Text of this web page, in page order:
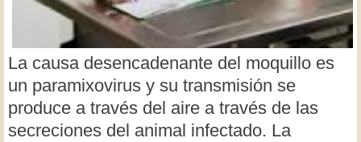
La causa desencadenante del moquillo es
un paramixovirus y su transmisión se
produce a través del aire a través de las
secreciones del animal infectado. La